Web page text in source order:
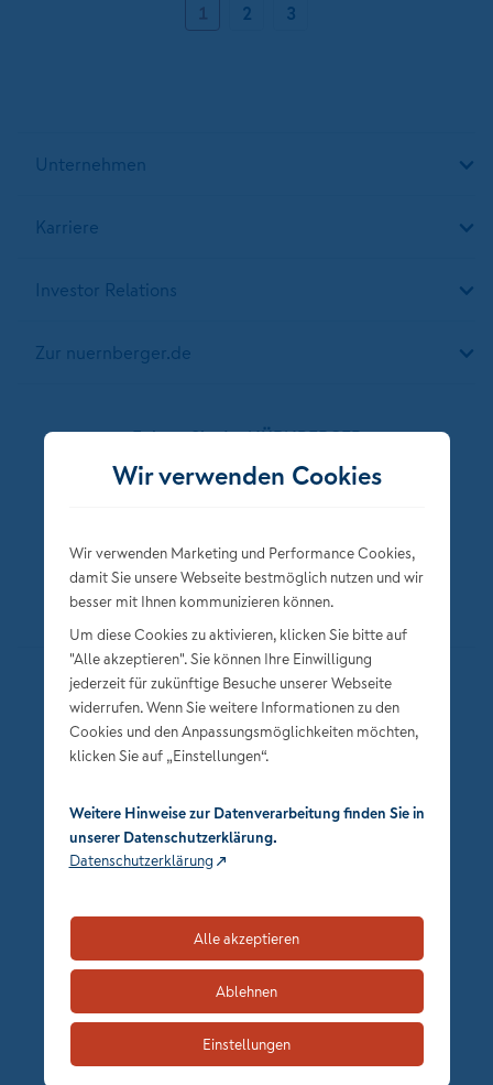
1
2 3
Unternehmen
Karriere
Investor Relations
Zur nuernberger.de
Folgen Sie der NÜRNBERGER
Datenschutz
Impressum
Privatsphäre-Einstellungen
zum Seitenanfang
Wir verwenden Cookies
Wir verwenden Marketing und Performance Cookies,
damit Sie unsere Webseite bestmöglich nutzen und wir
besser mit Ihnen kommunizieren können.
Um diese Cookies zu aktivieren, klicken Sie bitte auf
"Alle akzeptieren". Sie können Ihre Einwilligung
jederzeit für zukünftige Besuche unserer Webseite
widerrufen. Wenn Sie weitere Informationen zu den
Cookies und den Anpassungsmöglichkeiten möchten,
klicken Sie auf „Einstellungen“.
Weitere Hinweise zur Datenverarbeitung finden Sie in
unserer Datenschutzerklärung.
Datenschutzerklärung
Alle akzeptieren
Ablehnen
Einstellungen